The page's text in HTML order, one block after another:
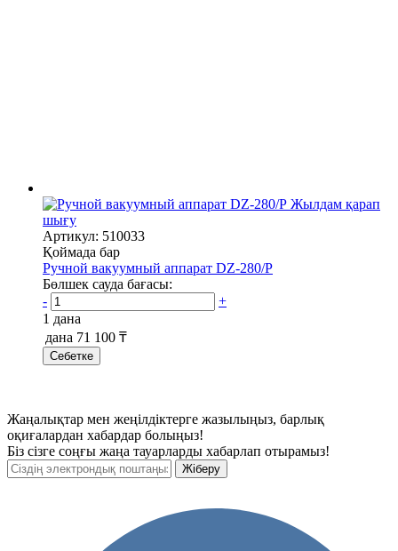
Жылдам қарап
шығу
Артикул: 510033
Қоймада бар
Ручной вакуумный аппарат DZ-280/P
Бөлшек сауда бағасы:
-
+
1 дана
дана 71 100 ₸
Себетке
Жаңалықтар мен жеңілдіктерге жазылыңыз, барлық
оқиғалардан хабардар болыңыз!
Біз сізге соңғы жаңа тауарларды хабарлап отырамыз!